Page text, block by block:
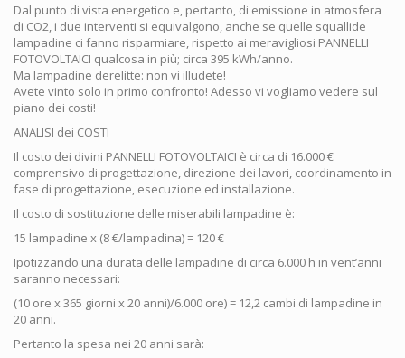
Dal punto di vista energetico e, pertanto, di emissione in atmosfera
di CO2, i due interventi si equivalgono, anche se quelle squallide
lampadine ci fanno risparmiare, rispetto ai meravigliosi PANNELLI
FOTOVOLTAICI qualcosa in più; circa 395 kWh/anno.
Ma lampadine derelitte: non vi illudete!
Avete vinto solo in primo confronto! Adesso vi vogliamo vedere sul
piano dei costi!
ANALISI dei COSTI
Il costo dei divini PANNELLI FOTOVOLTAICI è circa di 16.000 €
comprensivo di progettazione, direzione dei lavori, coordinamento in
fase di progettazione, esecuzione ed installazione.
Il costo di sostituzione delle miserabili lampadine è:
15 lampadine x (8 €/lampadina) = 120 €
Ipotizzando una durata delle lampadine di circa 6.000 h in vent’anni
saranno necessari:
(10 ore x 365 giorni x 20 anni)/6.000 ore) = 12,2 cambi di lampadine in
20 anni.
Pertanto la spesa nei 20 anni sarà: